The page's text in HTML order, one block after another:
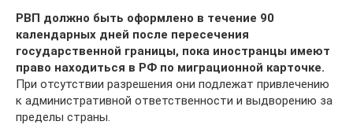
РВП должно быть оформлено в течение 90
календарных дней после пересечения
государственной границы, пока иностранцы имеют
право находиться в РФ по миграционной карточке.
При отсутствии разрешения они подлежат привлечению
к административной ответственности и выдворению за
пределы страны.